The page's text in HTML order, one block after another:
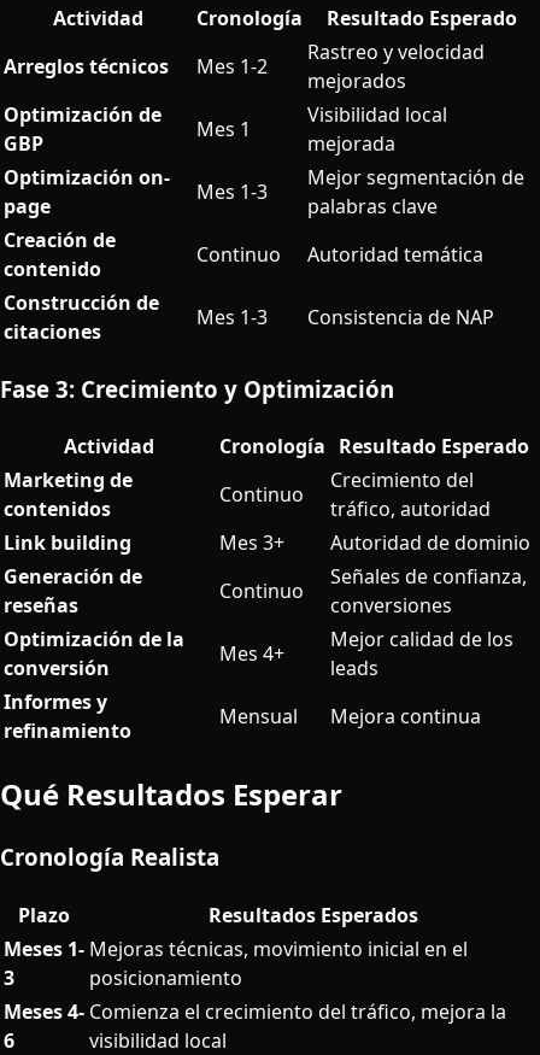
Actividad Cronología
Resultado Esperado
Arreglos técnicos
Mes 1-2
Rastreo y velocidad
mejorados
Optimización de
GBP
Mes 1
Visibilidad local
mejorada
Optimización on-
page
Mes 1-3
Mejor segmentación de
palabras clave
Creación de
contenido
Continuo
Autoridad temática
Construcción de
citaciones
Mes 1-3 Consistencia de NAP
Fase 3: Crecimiento y Optimización
Actividad Cronología Resultado Esperado
Marketing de
contenidos
Continuo
Crecimiento del
tráfico, autoridad
Link building
Mes 3+
Autoridad de dominio
Generación de
reseñas
Continuo
Señales de confianza,
conversiones
Optimización de la
conversión
Mes 4+
Mejor calidad de los
leads
Informes y
refinamiento
Mensual Mejora continua
Qué Resultados Esperar
Cronología Realista
Plazo
Resultados Esperados
Meses 1-
3
Mejoras técnicas, movimiento inicial en el
posicionamiento
Meses 4-
6
Comienza el crecimiento del tráfico, mejora la
visibilidad local